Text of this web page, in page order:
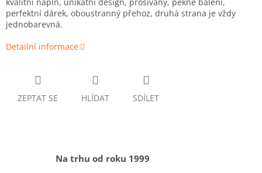
perfektní dárek, oboustranný přehoz, druhá strana je vždy
jednobarevná.
Detailní informace
ZEPTAT SE HLÍDAT SDÍLET
Na trhu od roku 1999